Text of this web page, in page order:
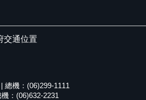
交通位置
總機：(06)299-1111
：(06)632-2231